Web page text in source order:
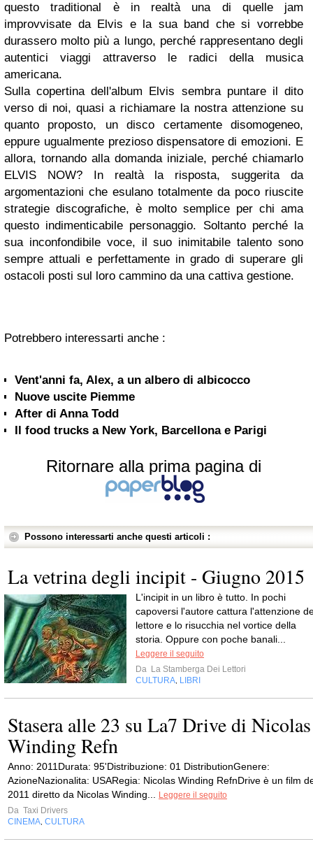
questo traditional è in realtà una di quelle jam
improvvisate da Elvis e la sua band che si vorrebbe
durassero molto più a lungo, perché rappresentano degli
autentici viaggi attraverso le radici della musica
americana.
Sulla copertina dell'album Elvis sembra puntare il dito
verso di noi, quasi a richiamare la nostra attenzione su
quanto proposto, un disco certamente disomogeneo,
eppure ugualmente prezioso dispensatore di emozioni. E
allora, tornando alla domanda iniziale, perché chiamarlo
ELVIS NOW? In realtà la risposta, suggerita da
argomentazioni che esulano totalmente da poco riuscite
strategie discografiche, è molto semplice per chi ama
questo indimenticabile personaggio. Soltanto perché la
sua inconfondibile voce, il suo inimitabile talento sono
sempre attuali e perfettamente in grado di superare gli
ostacoli posti sul loro cammino da una cattiva gestione.
Potrebbero interessarti anche :
Vent'anni fa, Alex, a un albero di albicocco
Nuove uscite Piemme
After di Anna Todd
Il food trucks a New York, Barcellona e Parigi
Ritornare alla prima pagina di
Possono interessarti anche questi articoli :
La vetrina degli incipit - Giugno 2015
L'incipit in un libro è tutto. In pochi
capoversi l'autore cattura l'attenzione
lettore e lo risucchia nel vortice della
storia. Oppure con poche banali...
Leggere il seguito
Da La Stamberga Dei Lettori
CULTURA LIBRI
Stasera alle 23 su La7 Drive di Nicolas
Winding Refn
Anno: 2011Durata: 95'Distribuzione: 01 DistributionGenere:
AzioneNazionalita: USARegia: Nicolas Winding RefnDrive è un film
2011 diretto da Nicolas Winding...
Leggere il seguito
Da Taxi Drivers
CINEMA CULTURA